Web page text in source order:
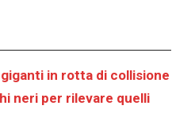
in rotta di collisione
neri per rilevare quelli